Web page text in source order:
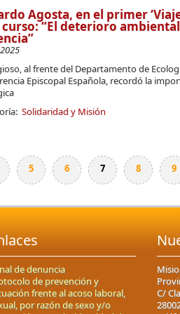
Agosta, en el primer
curso: “El deterioro
al frente del Departamento de
Episcopal Española, recordó la
Solidaridad y Misión
5 6 7 8 9
de denuncia
de prevención y
frente al acoso laboral,
por razón de sexo y/o
C/